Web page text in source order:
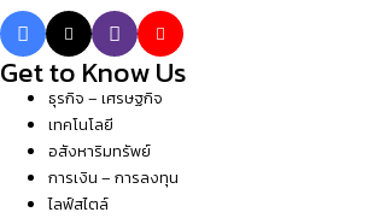
Get to Know Us
ธุรกิจ – เศรษฐกิจ
เทคโนโลยี
อสังหาริมทรัพย์
การเงิน – การลงทุน
ไลฟ์สไตล์